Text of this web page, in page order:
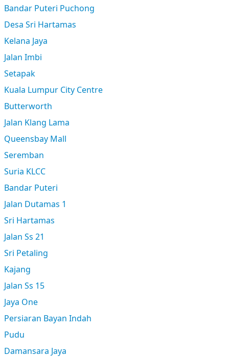
Bandar Puteri Puchong
Desa Sri Hartamas
Kelana Jaya
Jalan Imbi
Setapak
Kuala Lumpur City Centre
Butterworth
Jalan Klang Lama
Queensbay Mall
Seremban
Suria KLCC
Bandar Puteri
Jalan Dutamas 1
Sri Hartamas
Jalan Ss 21
Sri Petaling
Kajang
Jalan Ss 15
Jaya One
Persiaran Bayan Indah
Pudu
Damansara Jaya